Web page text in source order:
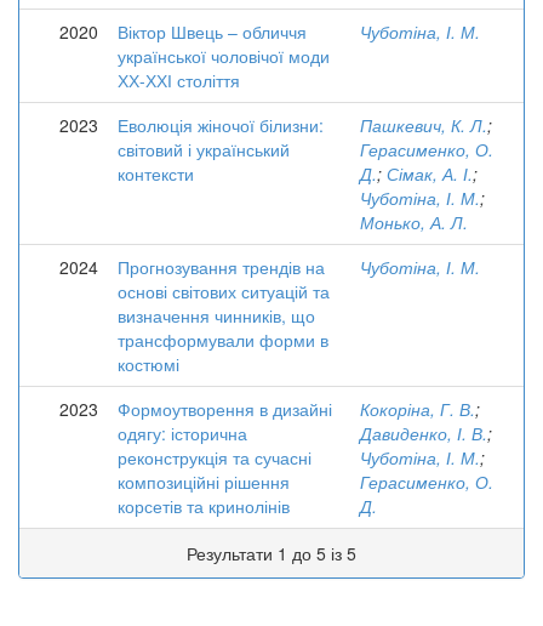
2020
Віктор Швець – обличчя
української чоловічої моди
ХХ-ХХІ століття
Чуботіна, І. М.
2023
Еволюція жіночої білизни:
світовий і український
контексти
Пашкевич, К. Л.;
Герасименко, О.
Д.; Сімак, А. І.;
Чуботіна, І. М.;
Монько, А. Л.
2024
Прогнозування трендів на
основі світових ситуацій та
визначення чинників, що
трансформували форми в
костюмі
Чуботіна, І. М.
2023
Формоутворення в дизайні
одягу: історична
реконструкція та сучасні
композиційні рішення
корсетів та кринолінів
Кокоріна, Г. В.;
Давиденко, І. В.;
Чуботіна, І. М.;
Герасименко, О.
Д.
Результати 1 до 5 із 5